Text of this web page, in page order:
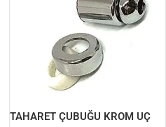
TAHARET ÇUBUĞU KROM UÇ